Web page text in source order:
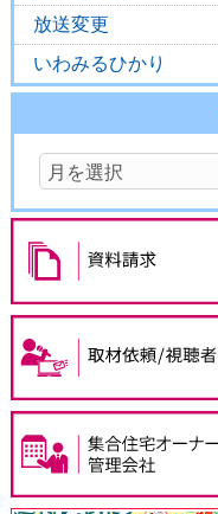
放送変更
いわみるひかり